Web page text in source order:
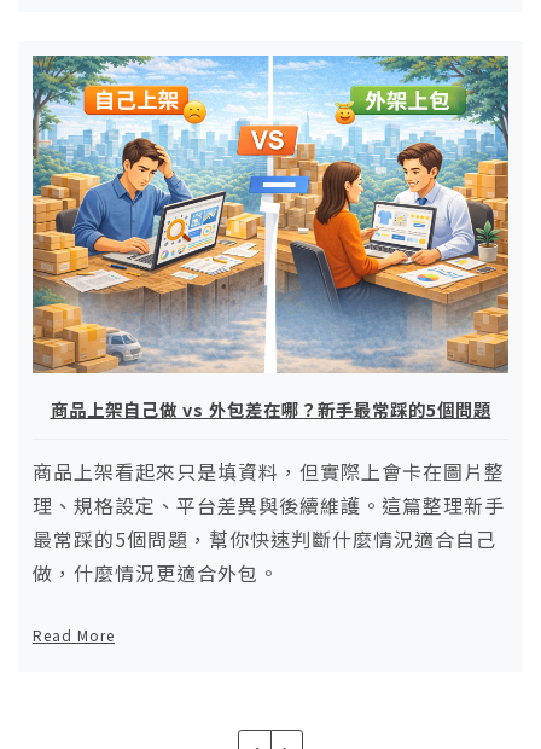
商品上架自己做 vs 外包差在哪？新手最常踩的5個問題
商品上架看起來只是填資料，但實際上會卡在圖片整
理、規格設定、平台差異與後續維護。這篇整理新手
最常踩的5個問題，幫你快速判斷什麼情況適合自己
做，什麼情況更適合外包。
Read More